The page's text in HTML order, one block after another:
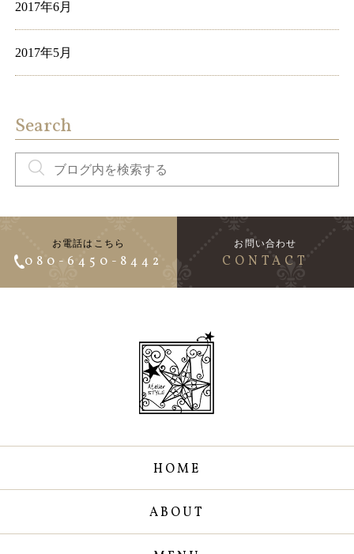
2017年6月
2017年5月
Search
お電話はこちら
080-6450-8442
お問い合わせ
CONTACT
HOME
ABOUT